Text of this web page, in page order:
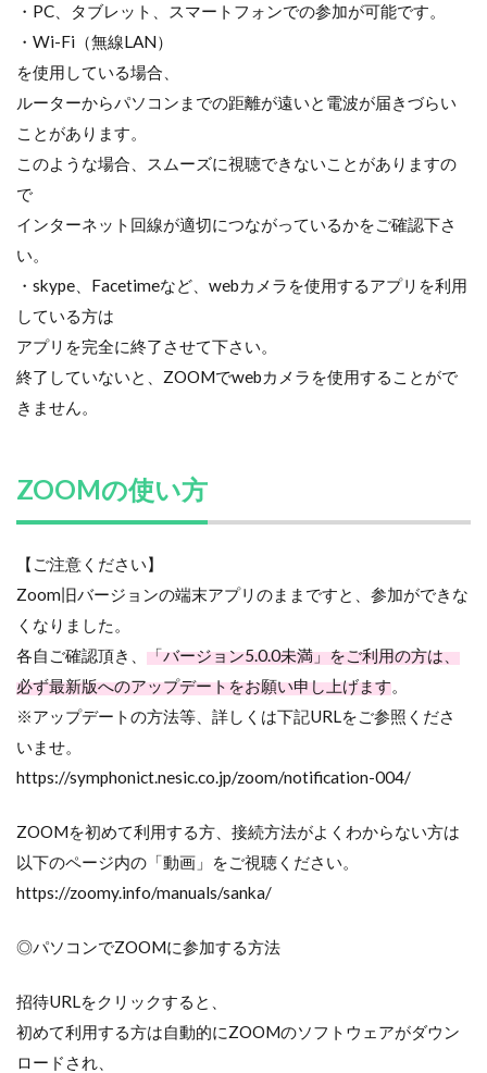
・PC、タブレット、スマートフォンでの参加が可能です。
・Wi-Fi（無線LAN）
を使用している場合、
ルーターからパソコンまでの距離が遠いと電波が届きづらい
ことがあります。
このような場合、スムーズに視聴できないことがありますの
で
インターネット回線が適切につながっているかをご確認下さ
い。
・skype、Facetimeなど、webカメラを使用するアプリを利用
している方は
アプリを完全に終了させて下さい。
終了していないと、ZOOMでwebカメラを使用することがで
きません。
ZOOMの使い方
【ご注意ください】
Zoom旧バージョンの端末アプリのままですと、参加ができな
くなりました。
各自ご確認頂き、 「バージョン5.0.0未満」をご利用の方は、
必ず最新版へのアップデートをお願い申し上げます。
※アップデートの方法等、詳しくは下記URLをご参照くださ
いませ。
https://symphonict.nesic.co.jp/zoom/notification-004/
ZOOMを初めて利用する方、接続方法がよくわからない方は
以下のページ内の「動画」をご視聴ください。
https://zoomy.info/manuals/sanka/
◎パソコンでZOOMに参加する方法
招待URLをクリックすると、
初めて利用する方は自動的にZOOMのソフトウェアがダウン
ロードされ、